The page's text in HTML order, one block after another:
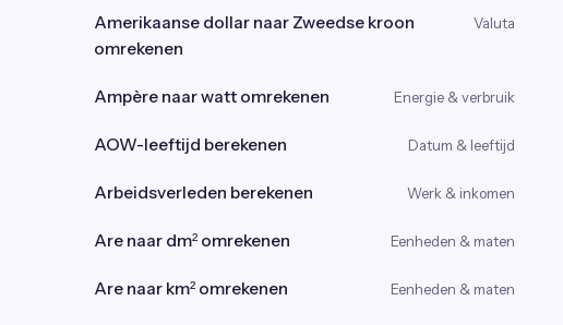
Amerikaanse dollar naar Zweedse kroon
omrekenen
Valuta
Ampère naar watt omrekenen Energie & verbruik
AOW-leeftijd berekenen Datum & leeftijd
Arbeidsverleden berekenen Werk & inkomen
Are naar dm² omrekenen Eenheden & maten
Are naar km² omrekenen Eenheden & maten